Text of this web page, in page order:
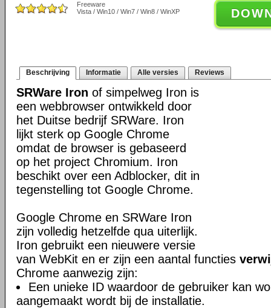
Freeware
Vista / Win10 / Win7 / Win8 / WinXP
Beschrijving Informatie Alle versies Reviews
SRWare Iron of simpelweg Iron is
een webbrowser ontwikkeld door
het Duitse bedrijf SRWare. Iron
lijkt sterk op Google Chrome
omdat de browser is gebaseerd
op het project Chromium. Iron
beschikt over een Adblocker, dit in
tegenstelling tot Google Chrome.
Google Chrome en SRWare Iron
zijn volledig hetzelfde qua uiterlijk.
Iron gebruikt een nieuwere versie
van WebKit en er zijn een aantal functies
Chrome aanwezig zijn:
Een unieke ID waardoor de gebruiker kan
aangemaakt wordt bij de installatie.